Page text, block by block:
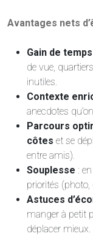
Avantages nets
Gain de temps
de vue,
inutiles.
Contexte
anecdotes
Parcours
côtes et se
entre amis).
Souplesse :
priorités (photo,
Astuces
manger à petit
déplacer mieux.